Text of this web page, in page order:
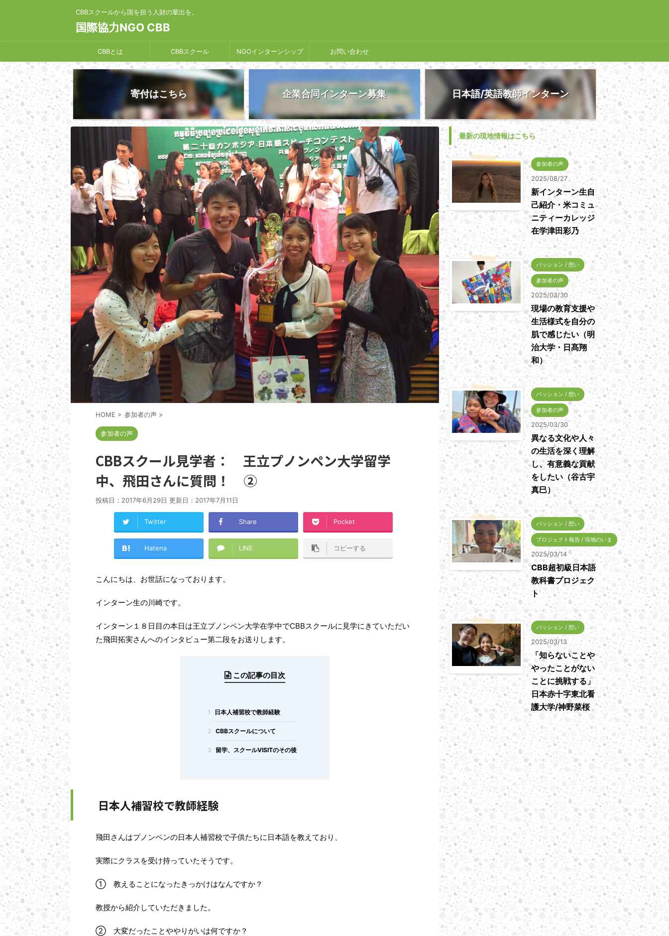
CBBスクールから国を担う人財の輩出を。
国際協力NGO CBB
CBBとは CBBスクール NGOインターンシップ お問い合わせ
寄付はこちら 企業合同インターン募集 日本語/英語教師インターン
HOME > 参加者の声 >
参加者の声
CBBスクール見学者： 王立プノンペン大学留学
中、飛田さんに質問！ ②
投稿日：2017年6月29日 更新日： 2017年7月11日
Twitter Share Pocket
Hatena LINE コピーする
こんにちは、お世話になっております。
インターン生の川崎です。
インターン１８日目の本日は王立プノンペン大学在学中でCBBスクールに見学にきていただい
た飛田拓実さんへのインタビュー第二段をお送りします。
この記事の目次
1 日本人補習校で教師経験
2 CBBスクールについて
3 留学、スクールVISITのその後
日本人補習校で教師経験
飛田さんはプノンペンの日本人補習校で子供たちに日本語を教えており、
実際にクラスを受け持っていたそうです。
➀ 教えることになったきっかけはなんですか？
教授から紹介していただきました。
② 大変だったことややりがいは何ですか？
最新の現地情報はこちら
参加者の声
2025/08/27
新インターン生自
己紹介・米コミュ
ニティーカレッジ
在学津田彩乃
パッション / 想い
参加者の声
2025/03/30
現場の教育支援や
生活様式を自分の
肌で感じたい（明
治大学・日髙翔
和）
パッション / 想い
参加者の声
2025/03/30
異なる文化や人々
の生活を深く理解
し、有意義な貢献
をしたい（谷古宇
真巳）
パッション / 想い
プロジェクト報告 / 現地のいま
2025/03/14
CBB超初級日本語
教科書プロジェク
ト
パッション / 想い
2025/03/13
「知らないことや
やったことがない
ことに挑戦する」
日本赤十字東北看
護大学/神野菜桜